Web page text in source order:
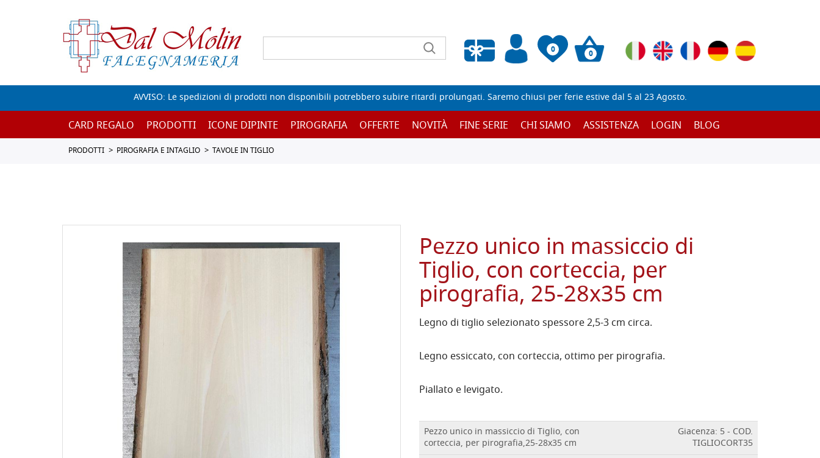
0
Wishlist vuota
0
AVVISO: Le spedizioni di prodotti non disponibili potrebbero subire ritardi prolungati. Saremo chiusi per ferie estive dal 5 al 23 Agosto.
CARD REGALO PRODOTTI ICONE DIPINTE PIROGRAFIA OFFERTE NOVITÀ FINE SERIE CHI SIAMO ASSISTENZA LOGIN BLOG
PRODOTTI PIROGRAFIA E INTAGLIO TAVOLE IN TIGLIO
Pezzo unico in massiccio di
Tiglio, con corteccia, per
pirografia, 25-28x35 cm
Legno di tiglio selezionato spessore 2,5-3 cm circa.
Legno essiccato, con corteccia, ottimo per pirografia.
Piallato e levigato.
Pezzo unico in massiccio di Tiglio, con
corteccia, per pirografia,25-28x35 cm
Giacenza: 5 - COD.
TIGLIOCORT35